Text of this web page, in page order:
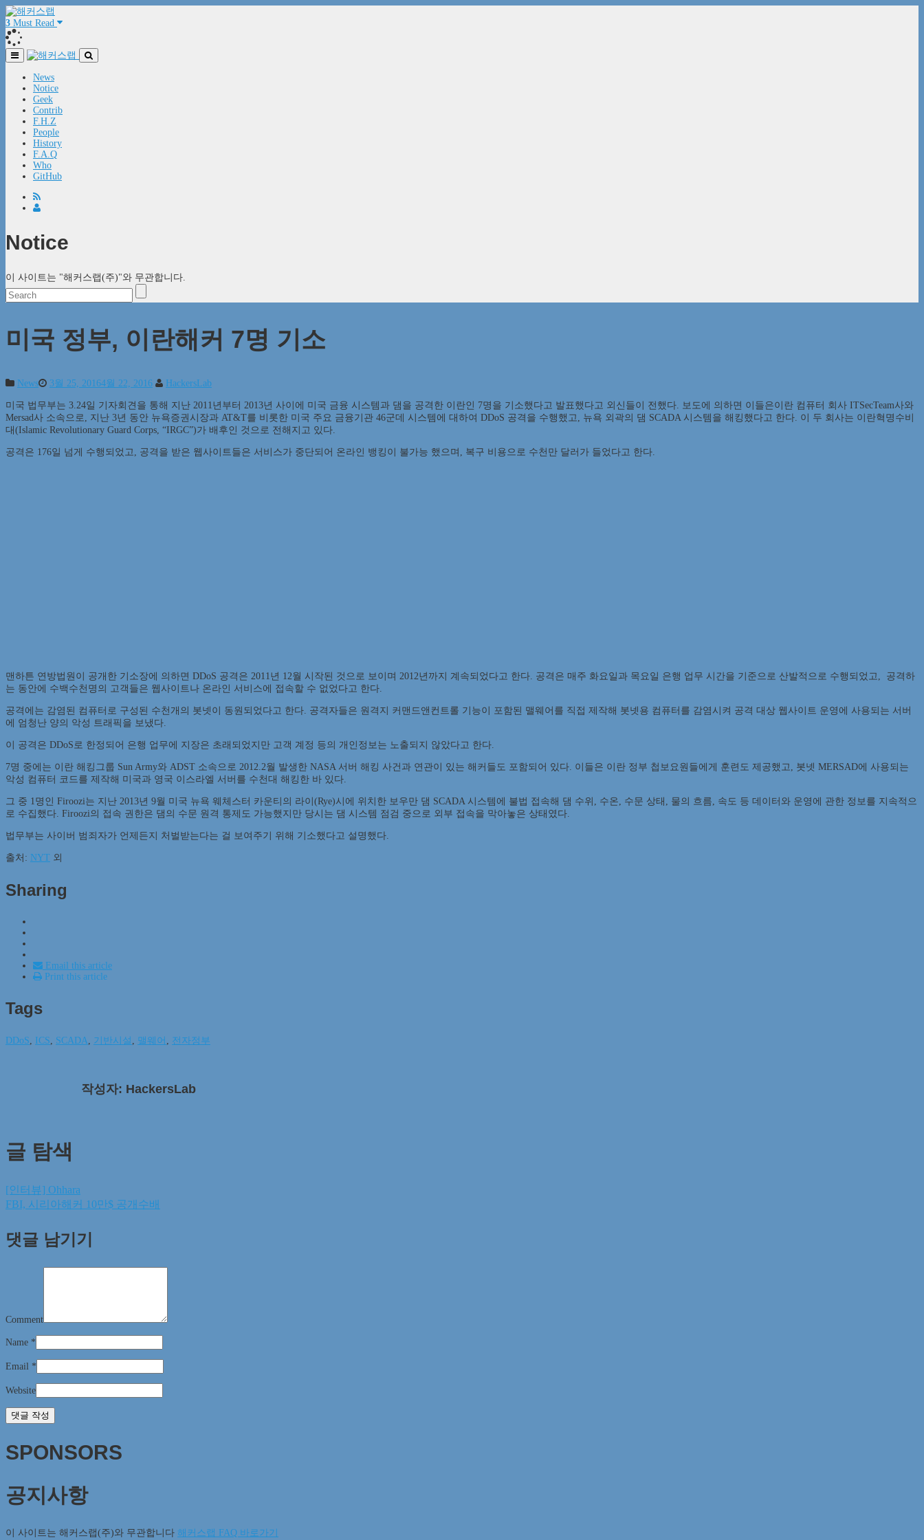
3 Must Read
News
Notice
Geek
Contrib
F.H.Z
People
History
F.A.Q
Who
GitHub
Notice
이 사이트는 "해커스랩(주)"와 무관합니다.
미국 정부, 이란해커 7명 기소
News 3월 25, 20164월 22, 2016 HackersLab
미국 법무부는 3.24일 기자회견을 통해 지난 2011년부터 2013년 사이에 미국 금융 시스템과 댐을 공격한 이란인 7명을 기소했다고 발표했다고 외신들이 전했다. 보도에 의하면 이들은이란 컴퓨터 회사 ITSecTeam사와
Mersad사 소속으로, 지난 3년 동안 뉴욕증권시장과 AT&T를 비롯한 미국 주요 금융기관 46군데 시스템에 대하여 DDoS 공격을 수행했고, 뉴욕 외곽의 댐 SCADA 시스템을 해킹했다고 한다. 이 두 회사는 이란혁명수비
대(Islamic Revolutionary Guard Corps, “IRGC”)가 배후인 것으로 전해지고 있다.
공격은 176일 넘게 수행되었고, 공격을 받은 웹사이트들은 서비스가 중단되어 온라인 뱅킹이 불가능 했으며, 복구 비용으로 수천만 달러가 들었다고 한다.
맨하튼 연방법원이 공개한 기소장에 의하면 DDoS 공격은 2011년 12월 시작된 것으로 보이며 2012년까지 계속되었다고 한다. 공격은 매주 화요일과 목요일 은행 업무 시간을 기준으로 산발적으로 수행되었고, 공격하
는 동안에 수백수천명의 고객들은 웹사이트나 온라인 서비스에 접속할 수 없었다고 한다.
공격에는 감염된 컴퓨터로 구성된 수천개의 봇넷이 동원되었다고 한다. 공격자들은 원격지 커맨드앤컨트롤 기능이 포함된 맬웨어를 직접 제작해 봇넷용 컴퓨터를 감염시켜 공격 대상 웹사이트 운영에 사용되는 서버
에 엄청난 양의 악성 트래픽을 보냈다.
이 공격은 DDoS로 한정되어 은행 업무에 지장은 초래되었지만 고객 계정 등의 개인정보는 노출되지 않았다고 한다.
7명 중에는 이란 해킹그룹 Sun Army와 ADST 소속으로 2012.2월 발생한 NASA 서버 해킹 사건과 연관이 있는 해커들도 포함되어 있다. 이들은 이란 정부 첩보요원들에게 훈련도 제공했고, 봇넷 MERSAD에 사용되는
악성 컴퓨터 코드를 제작해 미국과 영국 이스라엘 서버를 수천대 해킹한 바 있다.
그 중 1명인 Firoozi는 지난 2013년 9월 미국 뉴욕 웨체스터 카운티의 라이(Rye)시에 위치한 보우만 댐 SCADA 시스템에 불법 접속해 댐 수위, 수온, 수문 상태, 물의 흐름, 속도 등 데이터와 운영에 관한 정보를 지속적으
로 수집했다. Firoozi의 접속 권한은 댐의 수문 원격 통제도 가능했지만 당시는 댐 시스템 점검 중으로 외부 접속을 막아놓은 상태였다.
법무부는 사이버 범죄자가 언제든지 처벌받는다는 걸 보여주기 위해 기소했다고 설명했다.
출처: NYT 외
Sharing
Email this article
Print this article
Tags
DDoS ICS SCADA 기반시설 맬웨어 전자정부
작성자: HackersLab
글 탐색
[인터뷰] Ohhara
FBI, 시리아해커 10만$ 공개수배
댓글 남기기
Comment
Name *
Email *
Website
SPONSORS
공지사항
이 사이트는 해커스랩(주)와 무관합니다 해커스랩 FAQ 바로가기